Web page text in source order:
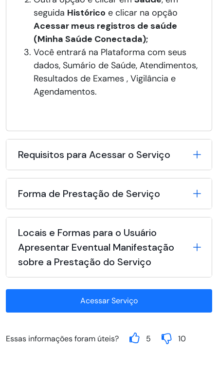
seguida Histórico e clicar na opção
Acessar meus registros de saúde
(Minha Saúde Conectada);
Você entrará na Plataforma com seus
dados, Sumário de Saúde, Atendimentos,
Resultados de Exames , Vigilância e
Agendamentos.
Requisitos para Acessar o Serviço
Forma de Prestação de Serviço
Locais e Formas para o Usuário
Apresentar Eventual Manifestação
sobre a Prestação do Serviço
Acessar Serviço
Essas informações foram úteis? 5 10